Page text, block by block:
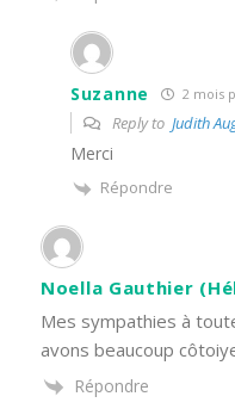
Suzanne 2 mois
Reply to Judith
Merci
Répondre
Noella Gauthier
Mes sympathies à
avons beaucoup
Répondre